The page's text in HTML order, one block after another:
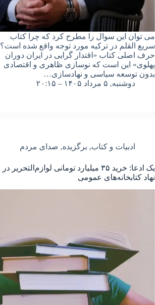
می توان این سوال را مطرح کرد که چرا کتاب
سریع القلم در ترکیه مورد توجه واقع شده است؟
حرف اصلی کتاب «اقتدار گرایی در ایران دوران
پهلوی» این است که نوسازی ظاهری و اقتصادی
بدون توسعه سیاسی و نهادسازی…
دوشنبه, ۵ مرداد ۱۴۰۵ – ۲۰:۱۵
ادبیات و کتاب, برگزیده, صدای مردم
یک ادعا: خرید ۳۵ میلیارد تومانی لوازم‌التحریر در
نهاد کتابخانه‌های عمومی